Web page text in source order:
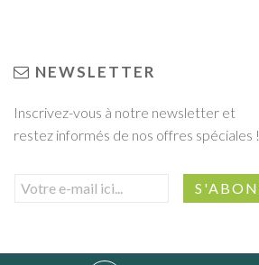
NEWSLETTER
Inscrivez-vous à notre newsletter et
restez informés de nos offres spéciales !